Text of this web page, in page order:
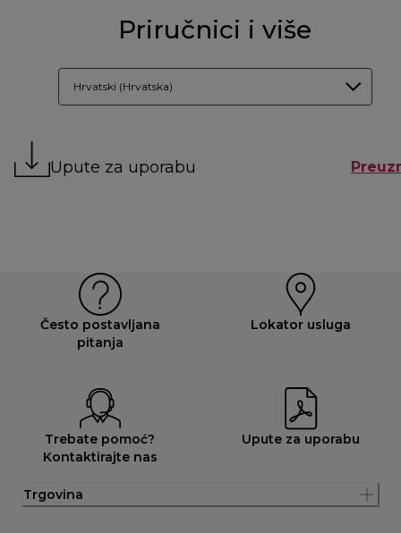
Priručnici i više
Hrvatski (Hrvatska)
Upute za uporabu
Često postavljana
pitanja
Lokator usluga
Trebate pomoć?
Kontaktirajte nas
Upute za uporabu
Trgovina